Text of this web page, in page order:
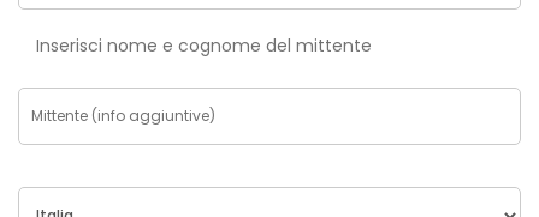
Inserisci nome e cognome del mittente